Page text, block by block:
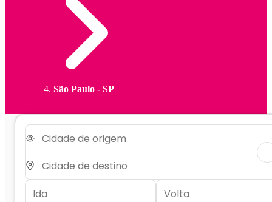
São Paulo - SP